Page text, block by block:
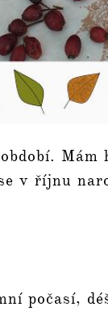
v říjnu
počasí,